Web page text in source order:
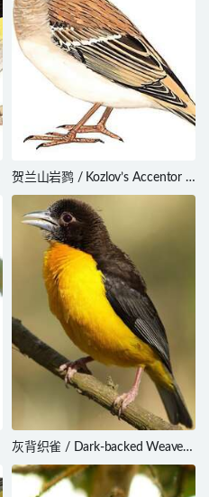
贺兰山岩鹨 / Kozlov’s Accentor /
Prunella koslowi
灰背织雀 / Dark-backed Weaver
/ Ploceus bicolor